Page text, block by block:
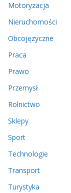
Motoryzacja
Nieruchomości
Obcojęzyczne
Praca
Prawo
Przemysł
Rolnictwo
Sklepy
Sport
Technologie
Transport
Turystyka